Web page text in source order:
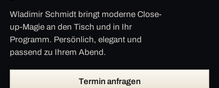
Wladimir Schmidt bringt moderne Close-
up-Magie an den Tisch und in Ihr
Programm. Persönlich, elegant und
passend zu Ihrem Abend.
Termin anfragen